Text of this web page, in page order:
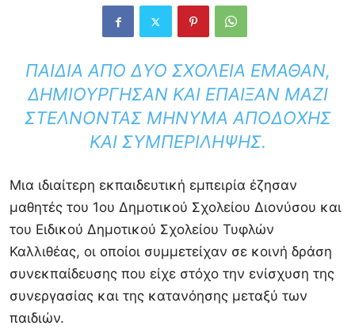
ΠΑΙΔΙΆ ΑΠΌ ΔΎΟ ΣΧΟΛΕΊΑ ΈΜΑΘΑΝ,
ΔΗΜΙΟΎΡΓΗΣΑΝ ΚΑΙ ΈΠΑΙΞΑΝ ΜΑΖΊ
ΣΤΈΛΝΟΝΤΑΣ ΜΉΝΥΜΑ ΑΠΟΔΟΧΉΣ
ΚΑΙ ΣΥΜΠΕΡΊΛΗΨΗΣ.
Μια ιδιαίτερη εκπαιδευτική εμπειρία έζησαν
μαθητές του 1ου Δημοτικού Σχολείου Διονύσου και
του Ειδικού Δημοτικού Σχολείου Τυφλών
Καλλιθέας, οι οποίοι συμμετείχαν σε κοινή δράση
συνεκπαίδευσης που είχε στόχο την ενίσχυση της
συνεργασίας και της κατανόησης μεταξύ των
παιδιών.